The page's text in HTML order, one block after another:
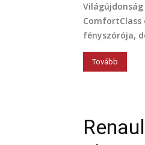
ComfortClass
fényszórója,
Tovább